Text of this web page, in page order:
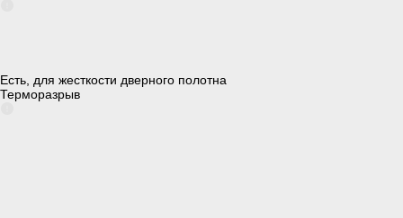
Есть, для жесткости дверного полотна
Терморазрыв